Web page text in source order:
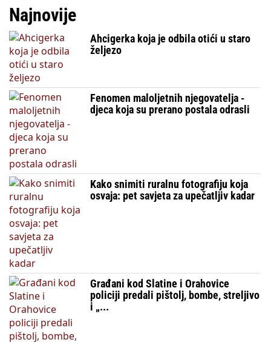
Najnovije
Ahcigerka koja je odbila otići u staro
željezo
Fenomen maloljetnih njegovatelja -
djeca koja su prerano postala odrasli
Kako snimiti ruralnu fotografiju koja
osvaja: pet savjeta za upečatljiv kadar
Građani kod Slatine i Orahovice
policiji predali pištolj, bombe, streljivo
i „...